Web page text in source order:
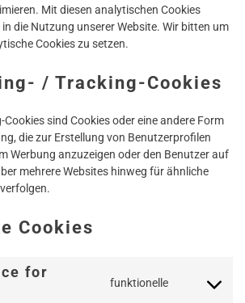
Mit diesen analytischen Cookies
die Nutzung unserer Website. Wir bitten um
Cookies zu setzen.
/ Tracking-Cookies
sind Cookies oder eine andere Form
die zur Erstellung von Benutzerprofilen
Werbung anzuzeigen oder den Benutzer auf
mehrere Websites hinweg für ähnliche
Cookies
for
funktionelle
Consent